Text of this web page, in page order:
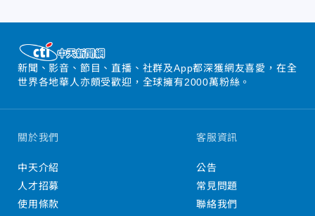
新聞、影音、節目、直播、社群及App都深獲網友喜愛，在全
世界各地華人亦頗受歡迎，全球擁有2000萬粉絲。
關於我們
中天介紹
人才招募
使用條款
客服資訊
公告
常見問題
聯絡我們